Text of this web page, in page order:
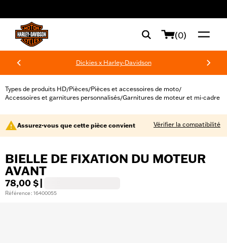
(0)
Dickies x Harley-Davidson
Types de produits HD/Pièces/Pièces et accessoires de moto/
Accessoires et garnitures personnalisés/Garnitures de moteur et mi-cadre
Assurez-vous que cette pièce convient Vérifier la compatibilité
BIELLE DE FIXATION DU MOTEUR
AVANT
78,00 $
Référence : 16400055